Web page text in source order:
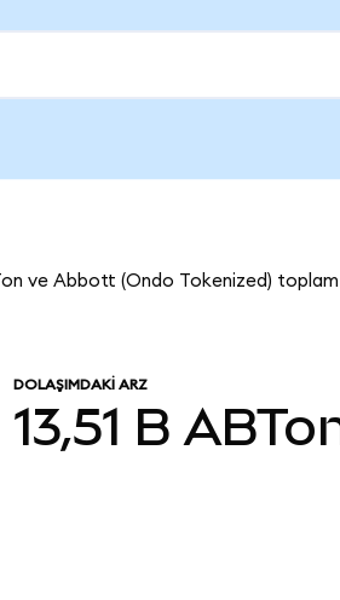
ve Abbott (Ondo Tokenized) toplam
DOLAŞIMDAKI ARZ
13,51 B